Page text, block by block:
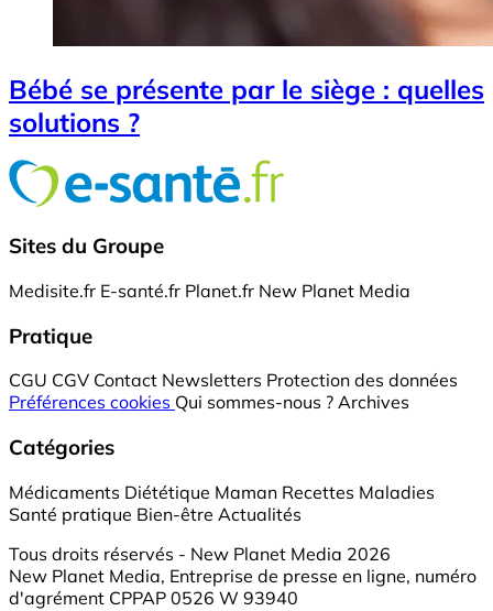
Bébé se présente par le siège : quelles
solutions ?
Sites du Groupe
Medisite.fr E-santé.fr Planet.fr New Planet Media
Pratique
CGU CGV Contact Newsletters Protection des données
Préférences cookies Qui sommes-nous ? Archives
Catégories
Médicaments Diététique Maman Recettes Maladies
Santé pratique Bien-être Actualités
Tous droits réservés - New Planet Media 2026
New Planet Media, Entreprise de presse en ligne, numéro
d'agrément CPPAP 0526 W 93940